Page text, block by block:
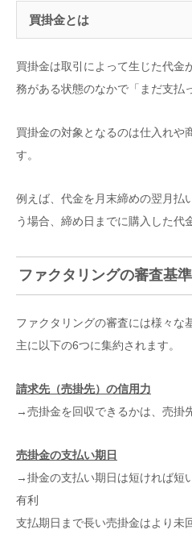
買掛金とは
買掛金は取引によって生じた代金
務がある状態のなかで「まだ支払
買掛金の対象となるのは仕入れや
す。
例えば、代金を月末締めの翌月払
う場合、締め日までに購入した代
ファクタリングの審査基準
ファクタリングの審査には様々な
主に以下の6つに集約されます。
請求先（売掛先）の信用力
→売掛金を回収できるかは、売掛
売掛金の支払い期日
→掛金の支払い期日は短ければ短
有利
支払期日まで長い売掛金はより未